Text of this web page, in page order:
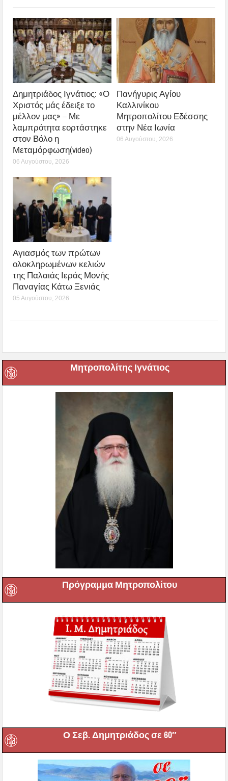
Δημητριάδος Ιγνάτιος: «Ο
Χριστός μάς έδειξε το
μέλλον μας» – Με
λαμπρότητα εορτάστηκε
στον Βόλο η
Μεταμόρφωση(video)
06 Αυγούστου, 2026
Πανήγυρις Αγίου
Καλλινίκου
Μητροπολίτου Εδέσσης
στην Νέα Ιωνία
06 Αυγούστου, 2026
Αγιασμός των πρώτων
ολοκληρωμένων κελιών
της Παλαιάς Ιεράς Μονής
Παναγίας Κάτω Ξενιάς
05 Αυγούστου, 2026
Μητροπολίτης Ιγνάτιος
Πρόγραμμα Μητροπολίτου
Ο Σεβ. Δημητριάδος σε 60″